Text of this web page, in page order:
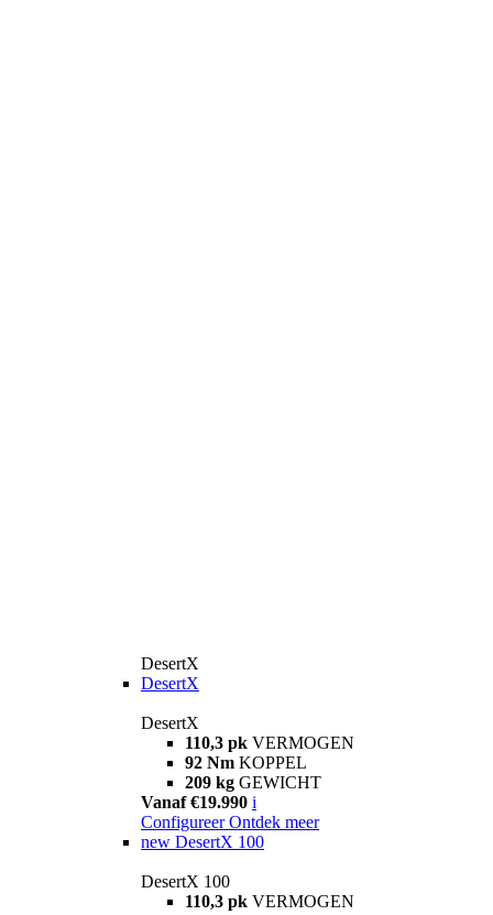
DesertX
DesertX
DesertX
110,3 pk VERMOGEN
92 Nm KOPPEL
209 kg GEWICHT
Vanaf €19.990 i
Configureer Ontdek meer
new DesertX 100
DesertX 100
110,3 pk VERMOGEN